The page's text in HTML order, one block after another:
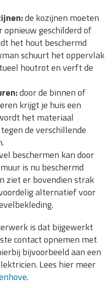
de kozijnen moeten
opnieuw geschilderd of
het hout beschermd
schuurt het oppervlak
houtrot en verft de
door de binnen of
krijgt je huis een
het materiaal
de verschillende
beschermen kan door
is nu beschermd
ziet er bovendien strak
alternatief voor
is dat bijgewerkt
contact opnemen met
bijvoorbeeld aan een
Lees hier meer
.